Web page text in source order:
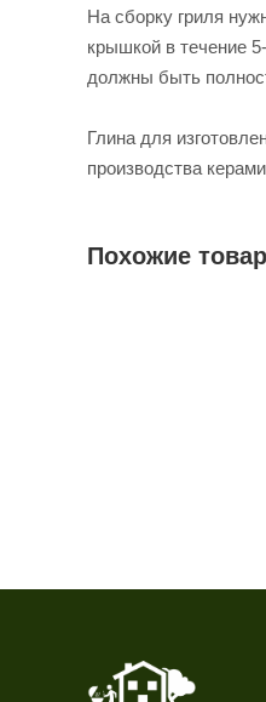
На сборку гриля
крышкой в течение
должны быть
Глина для
производства
Похожие